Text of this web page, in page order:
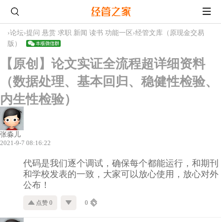
›论坛›提问 悬赏 求职 新闻 读书 功能一区 ›经管文库（原现金交易
版）
【原创】论文实证全流程超详细资料
（数据处理、基本回归、稳健性检验、
内生性检验）
张淼儿
2021-9-7 08:16:22
代码是我们逐个调试，确保每个都能运行，和期刊
和学校发表的一致，大家可以放心使用，放心对外
公布！
点赞 0 0